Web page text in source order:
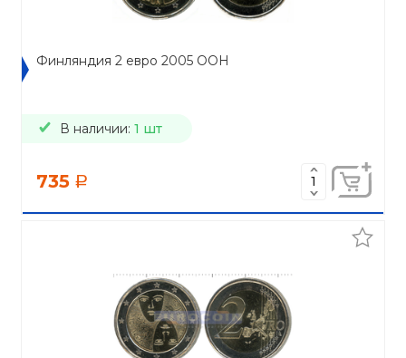
Финляндия 2 евро 2005 ООН
В наличии: 1 шт
735 a